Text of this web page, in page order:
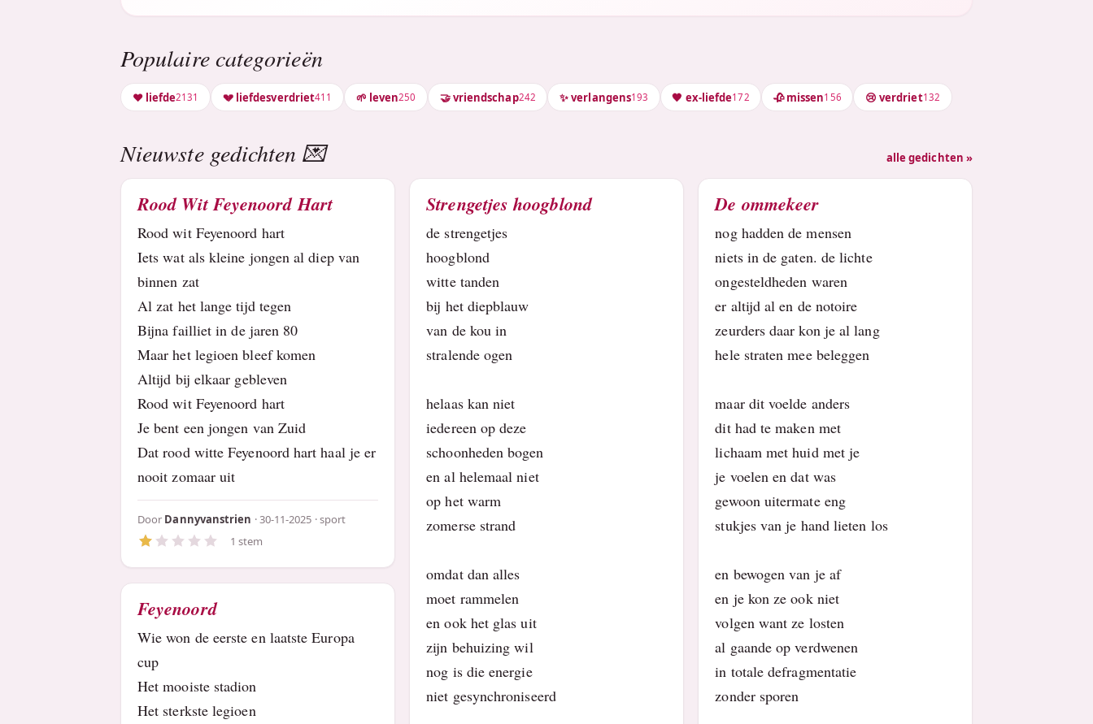
Populaire categorieën
❤️ liefde2131 💔 liefdesverdriet411 🌱 leven250 🤝 vriendschap242 ✨ verlangens193 🖤 ex-liefde172 🥀 missen156 😢 verdriet132
Nieuwste gedichten 💌 alle gedichten »
Rood Wit Feyenoord Hart
Rood wit Feyenoord hart
Iets wat als kleine jongen al diep van
binnen zat
Al zat het lange tijd tegen
Bijna failliet in de jaren 80
Maar het legioen bleef komen
Altijd bij elkaar gebleven
Rood wit Feyenoord hart
Je bent een jongen van Zuid
Dat rood witte Feyenoord hart haal je er
nooit zomaar uit
Door Dannyvanstrien · 30-11-2025 ·sport
1 stem
Feyenoord
Wie won de eerste en laatste Europa
cup
Het mooiste stadion
Het sterkste legioen
Strengetjes hoogblond
de strengetjes
hoogblond
witte tanden
bij het diepblauw
van de kou in
stralende ogen
helaas kan niet
iedereen op deze
schoonheden bogen
en al helemaal niet
op het warm
zomerse strand
omdat dan alles
moet rammelen
en ook het glas uit
zijn behuizing wil
nog is die energie
niet gesynchroniseerd
De ommekeer
nog hadden de mensen
niets in de gaten. de lichte
ongesteldheden waren
er altijd al en de notoire
zeurders daar kon je al lang
hele straten mee beleggen
maar dit voelde anders
dit had te maken met
lichaam met huid met je
je voelen en dat was
gewoon uitermate eng
stukjes van je hand lieten los
en bewogen van je af
en je kon ze ook niet
volgen want ze losten
al gaande op verdwenen
in totale defragmentatie
zonder sporen